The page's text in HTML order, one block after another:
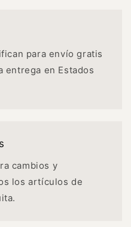
para envío gratis
entrega en Estados
cambios y
los artículos de